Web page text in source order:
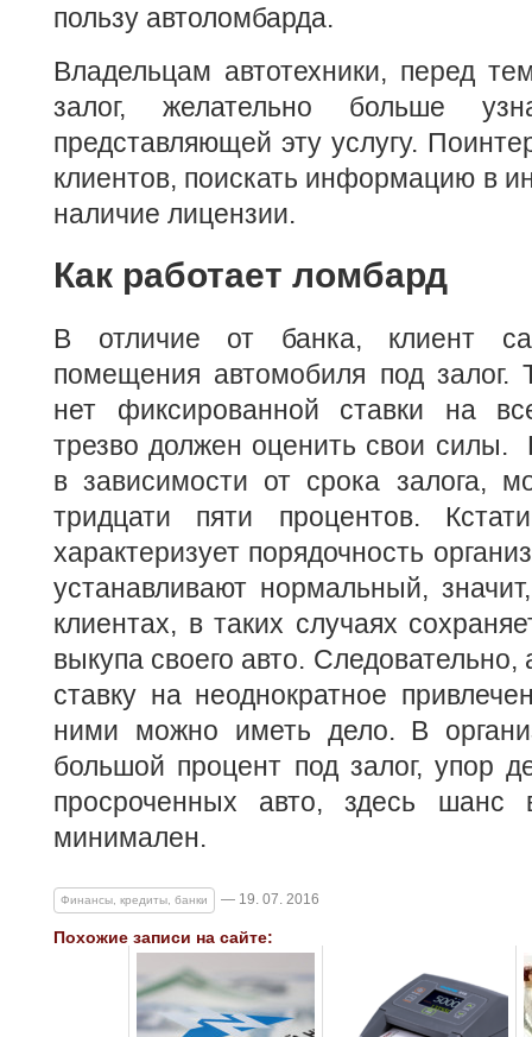
пользу автоломбарда.
Владельцам автотехники, перед
залог, желательно больше
представляющей эту услугу.
клиентов, поискать информацию в
наличие лицензии.
Как работает ломбард
В отличие от банка, клиент
помещения автомобиля под залог.
нет фиксированной ставки на
трезво должен оценить свои силы.
в зависимости от срока залога,
тридцати пяти процентов.
характеризует порядочность
устанавливают нормальный,
клиентах, в таких случаях
выкупа своего авто. Следовательно,
ставку на неоднократное
ними можно иметь дело. В
большой процент под залог, упор
просроченных авто, здесь шанс
минимален.
Финансы, кредиты, банки — 19. 07. 2016
Похожие записи на сайте: